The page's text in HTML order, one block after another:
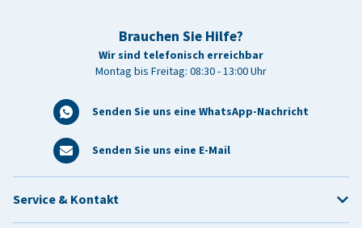
Brauchen Sie Hilfe?
Wir sind telefonisch erreichbar
Montag bis Freitag: 08:30 - 13:00 Uhr
Senden Sie uns eine WhatsApp-Nachricht
Senden Sie uns eine E-Mail
Service & Kontakt